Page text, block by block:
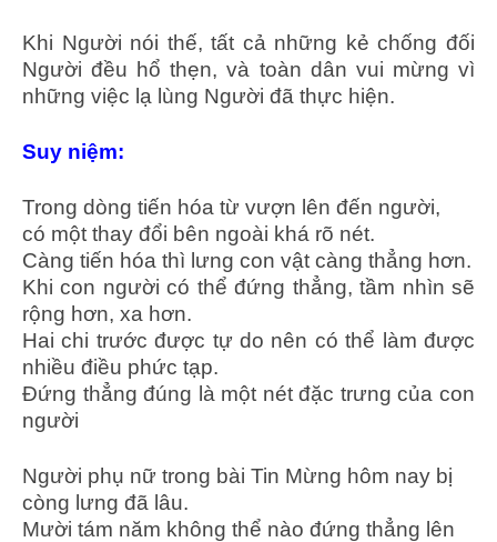
Khi Người nói thế, tất cả những kẻ chống đối
Người đều hổ thẹn, và toàn dân vui mừng vì
những việc lạ lùng Người đã thực hiện.
Suy niệm:
Trong dòng tiến hóa từ vượn lên đến người,
có một thay đổi bên ngoài khá rõ nét.
Càng tiến hóa thì lưng con vật càng thẳng hơn.
Khi con người có thể đứng thẳng, tầm nhìn sẽ
rộng hơn, xa hơn.
Hai chi trước được tự do nên có thể làm được
nhiều điều phức tạp.
Đứng thẳng đúng là một nét đặc trưng của con
người
Người phụ nữ trong bài Tin Mừng hôm nay bị
còng lưng đã lâu.
Mười tám năm không thể nào đứng thẳng lên